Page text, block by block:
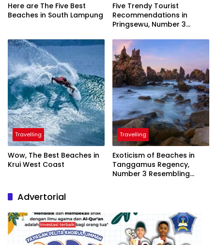
Here are The Five Best
Beaches in South Lampung
Five Trendy Tourist
Recommendations in
Pringsewu, Number 3
President
Travelling
Wow, The Best Beaches in
Krui West Coast
Travelling
Exoticism of Beaches in
Tanggamus Regency,
Number 3 Resembling
Advertorial